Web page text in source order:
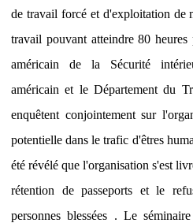
de travail forcé et d'exploitation de
travail pouvant atteindre 80
américain de la Sécurité
américain et le Département du
enquêtent conjointement sur
potentielle dans le trafic d'êtres
été révélé que l'organisation s'est
rétention de passeports et le
personnes blessées . Le